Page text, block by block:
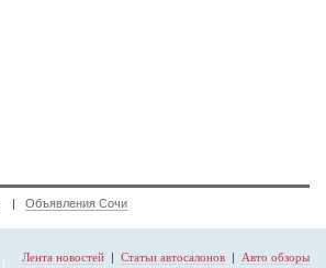
| Объявления Сочи
Лента новостей | Статьи автосалонов | Авто обзоры